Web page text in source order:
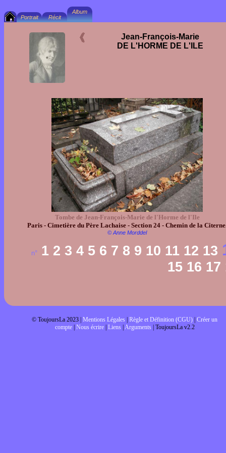
Jean-François-Marie
DE L'HORME DE L'ILE
Tombe de Jean-François-Marie de l'Horme de l'Ile
Paris - Cimetière du Père Lachaise - Section 24 - Chemin de la
© Anne Morddel
n° 1 2 3 4 5 6 7 8 9 10 11 12 13
15 16 17
© ToujoursLa 2023 | Mentions Légales Règle et Définition (CGU) Créer un
compte| Nous écrire| Liens| Arguments| ToujoursLa v2.2